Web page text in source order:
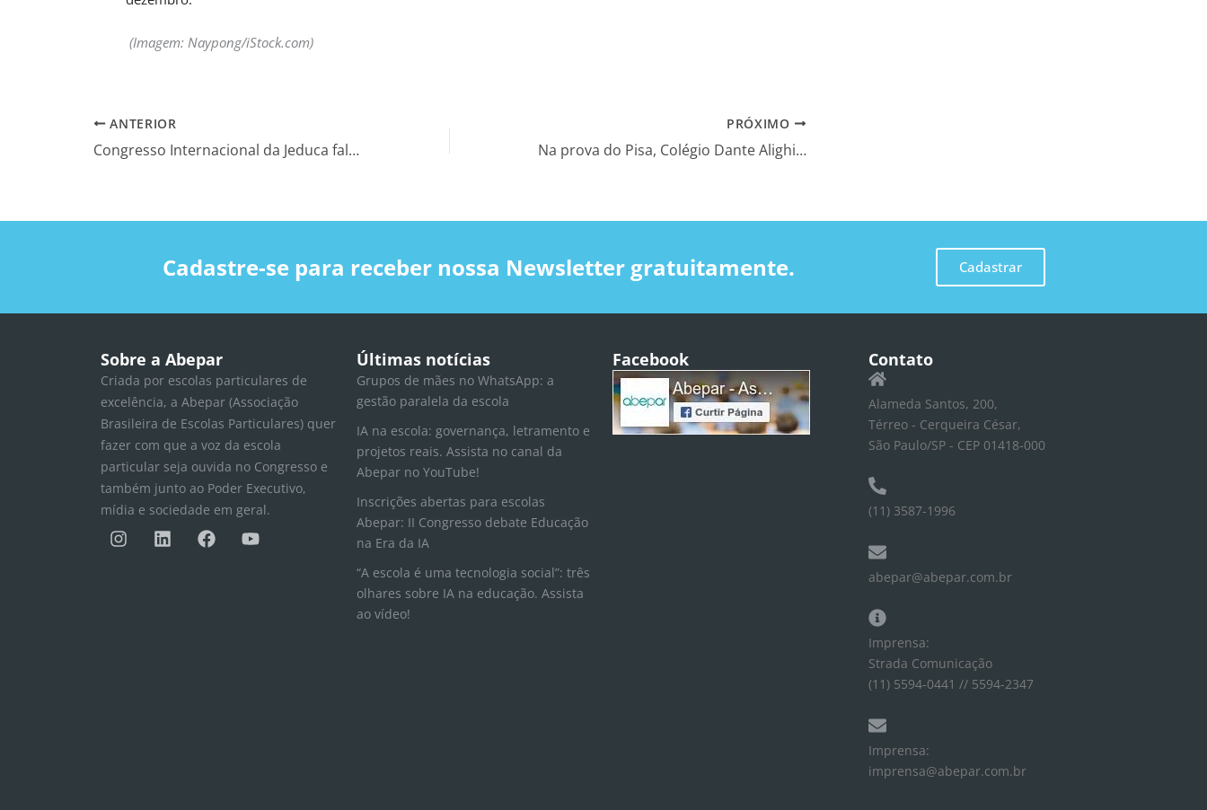
(Imagem: Naypong/iStock.com)
ANTERIOR
Congresso Internacional da Jeduca fala sobre a educação na pandemia, de 19 a 23 de outubro
PRÓXIMO
Na prova do Pisa, Colégio Dante Alighieri ultrapassa países como Finlândia, Japão e Coreia
Cadastre-se para receber nossa Newsletter gratuitamente. Cadastrar
Sobre a Abepar
Criada por escolas particulares de
excelência, a Abepar (Associação
Brasileira de Escolas Particulares) quer
fazer com que a voz da escola
particular seja ouvida no Congresso e
também junto ao Poder Executivo,
mídia e sociedade em geral.
I
n
L
i
F
a
Y
o
Últimas notícias
Grupos de mães no WhatsApp: a
gestão paralela da escola
IA na escola: governança, letramento e
projetos reais. Assista no canal da
Abepar no YouTube!
Inscrições abertas para escolas
Abepar: II Congresso debate Educação
na Era da IA
“A escola é uma tecnologia social”: três
olhares sobre IA na educação. Assista
ao vídeo!
Facebook Contato
Alameda Santos, 200,
Térreo - Cerqueira César,
São Paulo/SP - CEP 01418-000
(11) 3587-1996
abepar@abepar.com.br
Imprensa:
Strada Comunicação
(11) 5594-0441 // 5594-2347
Imprensa:
imprensa@abepar.com.br